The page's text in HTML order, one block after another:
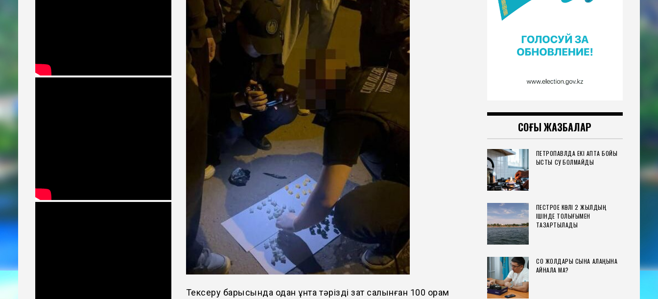
Тексеру барысында одан ұнтақ тәрізді зат салынған 100 орам
СОҢҒЫ ЖАЗБАЛАР
ПЕТРОПАВЛДА ЕКІ АПТА БОЙЫ
ЫСТЫҚ СУ БОЛМАЙДЫ
ПЕСТРОЕ КӨЛІ 2 ЖЫЛДЫҢ
ІШІНДЕ ТОЛЫҒЫМЕН
ТАЗАРТЫЛАДЫ
СҚО ЖОЛДАРЫ СЫНАҚ АЛАҢЫНА
АЙНАЛА МА?